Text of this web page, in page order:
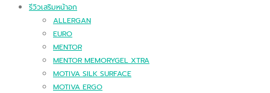
รีวิวเสริมหน้าอก
ALLERGAN
EURO
MENTOR
MENTOR MEMORYGEL XTRA
MOTIVA SILK SURFACE
MOTIVA ERGO